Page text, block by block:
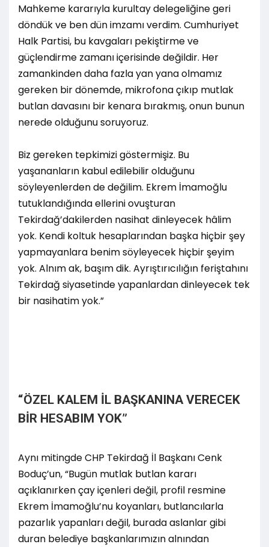
Mahkeme kararıyla kurultay delegeliğine geri
döndük ve ben dün imzamı verdim. Cumhuriyet
Halk Partisi, bu kavgaları pekiştirme ve
güçlendirme zamanı içerisinde değildir. Her
zamankinden daha fazla yan yana olmamız
gereken bir dönemde, mikrofona çıkıp mutlak
butlan davasını bir kenara bırakmış, onun bunun
nerede olduğunu soruyoruz.
Biz gereken tepkimizi göstermişiz. Bu
yaşananların kabul edilebilir olduğunu
söyleyenlerden de değilim. Ekrem İmamoğlu
tutuklandığında ellerini ovuşturan
Tekirdağ’dakilerden nasihat dinleyecek hâlim
yok. Kendi koltuk hesaplarından başka hiçbir şey
yapmayanlara benim söyleyecek hiçbir şeyim
yok. Alnım ak, başım dik. Ayrıştırıcılığın feriştahını
Tekirdağ siyasetinde yapanlardan dinleyecek tek
bir nasihatim yok.”
“ÖZEL KALEM İL BAŞKANINA VERECEK
BİR HESABIM YOK”
Aynı mitingde CHP Tekirdağ İl Başkanı Cenk
Boduç’un, “Bugün mutlak butlan kararı
açıklanırken çay içenleri değil, profil resmine
Ekrem İmamoğlu’nu koyanları, butlancılarla
pazarlık yapanları değil, burada aslanlar gibi
duran belediye başkanlarımızın alnından